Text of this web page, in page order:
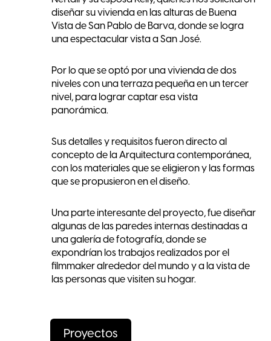
diseñar su vivienda en las alturas de Buena
Vista de San Pablo de Barva, donde se logra
una espectacular vista a San José.
Por lo que se optó por una vivienda de dos
niveles con una terraza pequeña en un tercer
nivel, para lograr captar esa vista
panorámica.
Sus detalles y requisitos fueron directo al
concepto de la Arquitectura contemporánea,
con los materiales que se eligieron y las formas
que se propusieron en el diseño.
Una parte interesante del proyecto, fue diseñar
algunas de las paredes internas destinadas a
una galería de fotografía, donde se
expondrían los trabajos realizados por el
filmmaker alrededor del mundo y a la vista de
las personas que visiten su hogar.
Proyectos